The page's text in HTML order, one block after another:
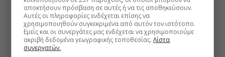
αποκτήσουν πρόσβαση σε αυτές ή να τις αποθηκεύσουν.
Αυτές οι πληροφορίες ενδέχεται επίσης να
χρησιμοποιηθούν συγκεκριμένα από αυτόν τον ιστότοπο.
Εμείς και οι συνεργάτες μας ενδέχεται να χρησιμοποιούμε
ακριβή δεδομένα γεωγραφικής τοποθεσίας.Λίστα
συνεργατών.